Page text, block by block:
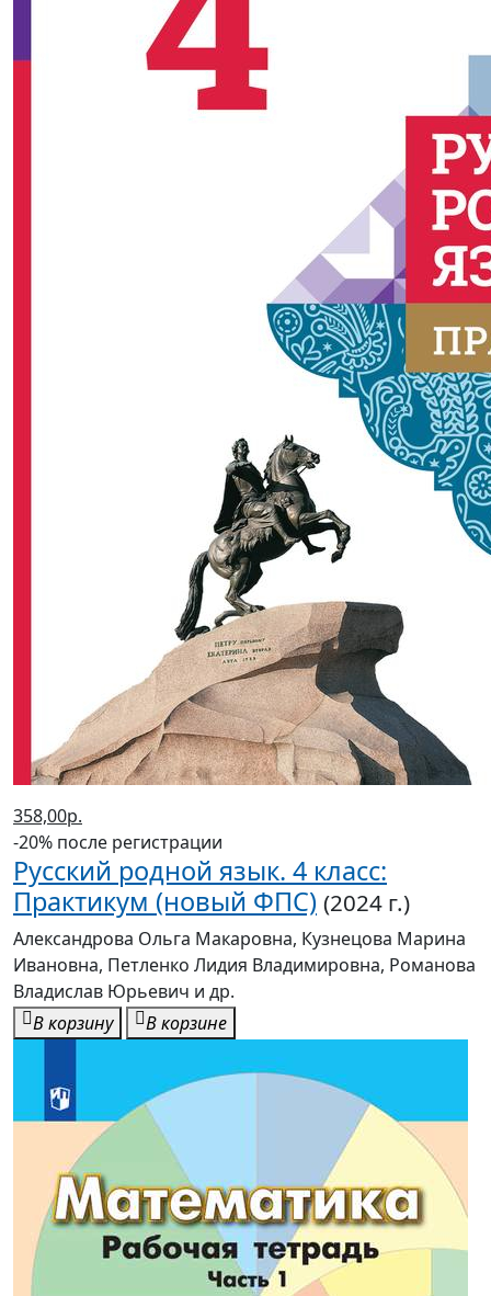
358,00р.
-20% после регистрации
Русский родной язык. 4 класс:
Практикум (новый ФПС) (2024 г.)
Александрова Ольга Макаровна, Кузнецова Марина
Ивановна, Петленко Лидия Владимировна, Романова
Владислав Юрьевич и др.
В корзину
В корзине